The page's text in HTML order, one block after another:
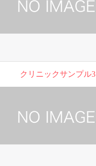
クリニックサンプル3